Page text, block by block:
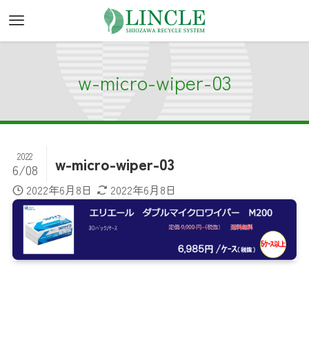
w-micro-wiper-03
w-micro-wiper-03
2022
6/08
2022年6月8日 2022年6月8日